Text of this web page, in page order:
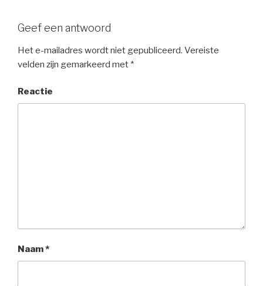
Geef een antwoord
Het e-mailadres wordt niet gepubliceerd. Vereiste
velden zijn gemarkeerd met *
Reactie
Naam*